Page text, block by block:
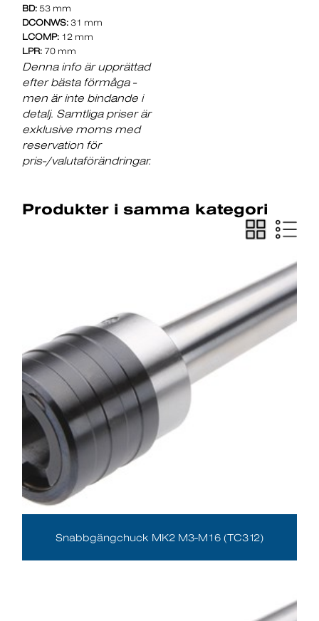
BD: 53 mm
DCONWS: 31 mm
LCOMP: 12 mm
LPR: 70 mm
Denna info är upprättad
efter bästa förmåga -
men är inte bindande i
detalj. Samtliga priser är
exklusive moms med
reservation för
pris-/valutaförändringar.
Produkter i samma kategori
Snabbgängchuck MK2 M3-M16 (TC312)